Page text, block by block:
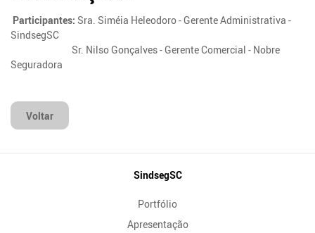
Participantes:Sra. Siméia Heleodoro - Gerente Administrativa -
SindsegSC
Sr. Nilso Gonçalves - Gerente Comercial - Nobre
Seguradora
Voltar
SindsegSC
Portfólio
Apresentação